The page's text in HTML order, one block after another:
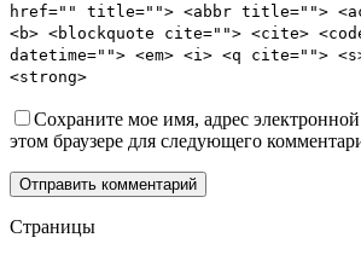
href="" title=""> <abbr title="">
<b> <blockquote cite=""> <cite>
datetime=""> <em> <i> <q cite="">
<strong>
Сохраните мое имя, адрес
этом браузере для следующего
Отправить комментарий
Страницы